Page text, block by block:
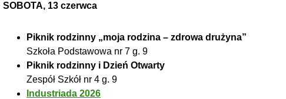
SOBOTA, 13 czerwca
Piknik rodzinny „moja rodzina – zdrowa drużyna”
Szkoła Podstawowa nr 7 g. 9
Piknik rodzinny i Dzień Otwarty
Zespół Szkół nr 4 g. 9
Industriada 2026